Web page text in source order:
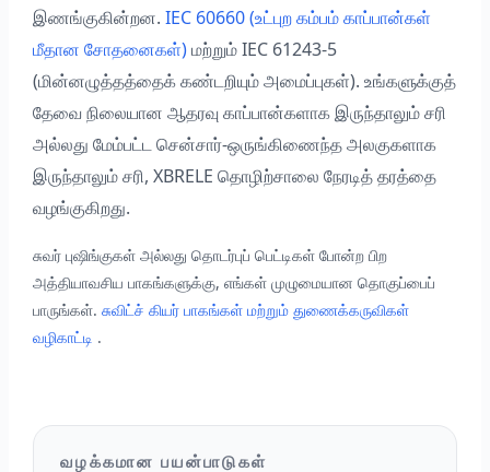
இணங்குகின்றன.IEC 60660 (உட்புற கம்பம் காப்பான்கள்
மீதான சோதனைகள்)மற்றும் IEC 61243-5
(மின்னழுத்தத்தைக் கண்டறியும் அமைப்புகள்). உங்களுக்குத்
தேவை நிலையான ஆதரவு காப்பான்களாக இருந்தாலும் சரி
அல்லது மேம்பட்ட சென்சார்-ஒருங்கிணைந்த அலகுகளாக
இருந்தாலும் சரி, XBRELE தொழிற்சாலை நேரடித் தரத்தை
வழங்குகிறது.
சுவர் புஷிங்குகள் அல்லது தொடர்புப் பெட்டிகள் போன்ற பிற
அத்தியாவசிய பாகங்களுக்கு, எங்கள் முழுமையான தொகுப்பைப்
பாருங்கள்.சுவிட்ச் கியர் பாகங்கள் மற்றும் துணைக்கருவிகள்
வழிகாட்டி .
வழக்கமான பயன்பாடுகள்